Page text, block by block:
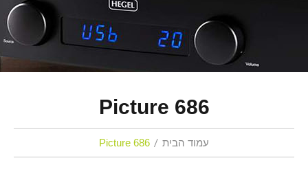
Picture 686
עמוד הבית Picture 686